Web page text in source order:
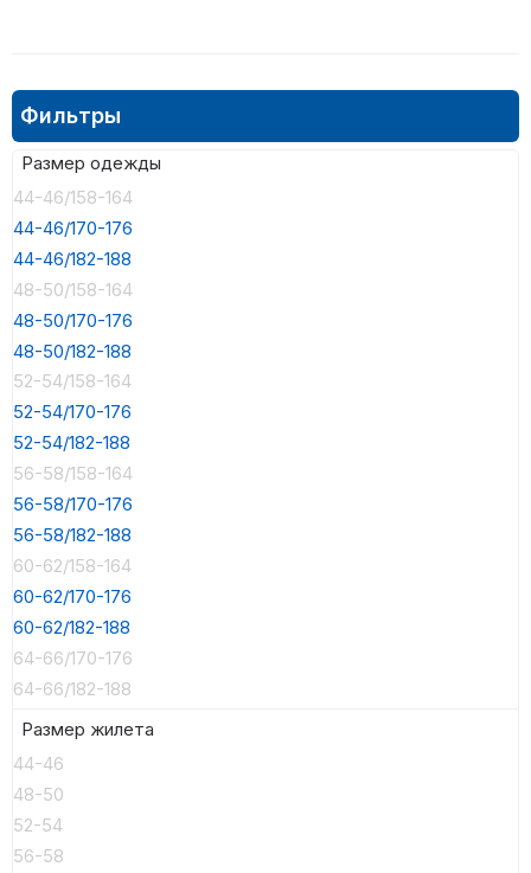
Фильтры
Размер одежды
44-46/158-164
44-46/170-176
44-46/182-188
48-50/158-164
48-50/170-176
48-50/182-188
52-54/158-164
52-54/170-176
52-54/182-188
56-58/158-164
56-58/170-176
56-58/182-188
60-62/158-164
60-62/170-176
60-62/182-188
64-66/170-176
64-66/182-188
Размер жилета
44-46
48-50
52-54
56-58